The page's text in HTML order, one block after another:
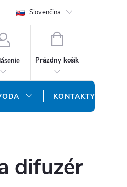
DOPRAVA A PLATBA
Slovenčina
NÁKUPNÝ
Prázdny košík
KONTAKTY
difuzér